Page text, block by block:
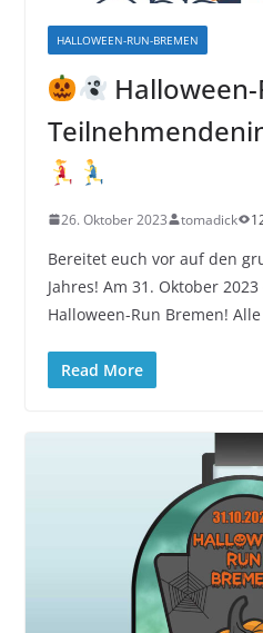
HALLOWEEN-RUN-BREMEN
26. Oktober 2023 tomadick
Bereitet euch vor auf den
Jahres! Am 31. Oktober
Halloween-Run Bremen! Alle
Read More